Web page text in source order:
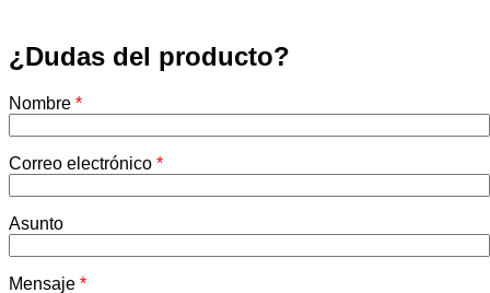
¿Dudas del producto?
Nombre *
Correo electrónico *
Asunto
Mensaje *